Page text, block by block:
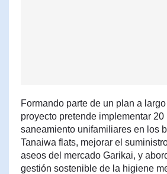
Formando parte de un plan a
proyecto pretende implementar
saneamiento unifamiliares en los
Tanaiwa flats, mejorar el
aseos del mercado Garikai, y
gestión sostenible de la higiene